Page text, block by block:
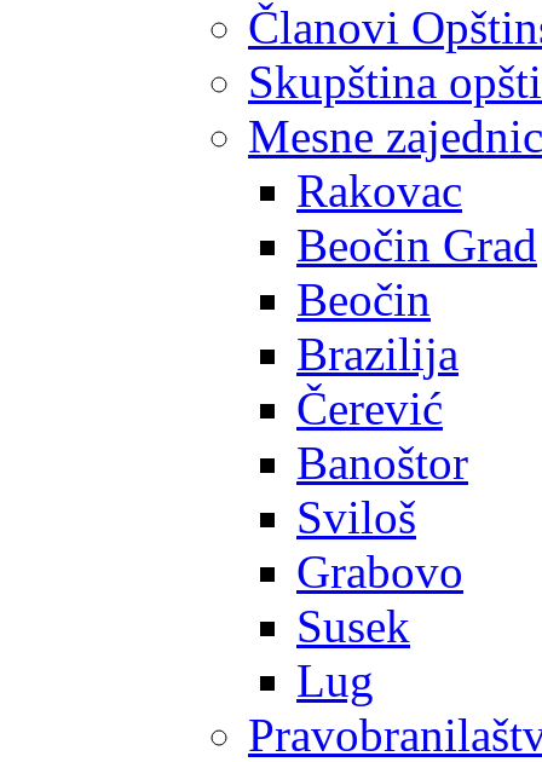
Članovi
Skupština
Mesne
Rakovac
Beočin Grad
Beočin
Brazilija
Čerević
Banoštor
Sviloš
Grabovo
Susek
Lug